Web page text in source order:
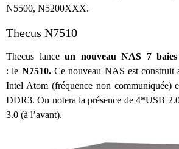
N5500, N5200XXX.
Thecus N7510
Thecus lanceun nouveau NAS 7
: le N7510.Ce nouveau NAS est construit
Intel Atom (fréquence non communiquée)
DDR3. On notera la présence de 4*USB
3.0 (à l’avant).